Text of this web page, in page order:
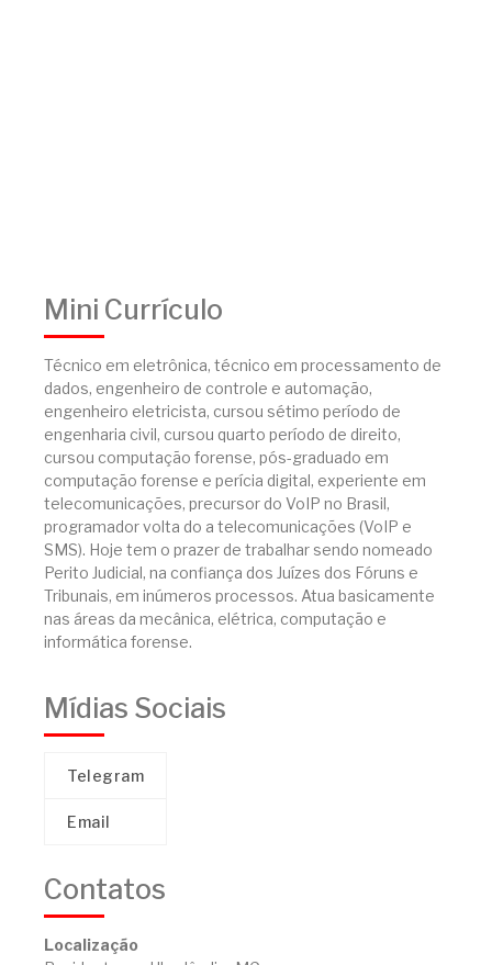
Mini Currículo
Técnico em eletrônica, técnico em processamento de
dados, engenheiro de controle e automação,
engenheiro eletricista, cursou sétimo período de
engenharia civil, cursou quarto período de direito,
cursou computação forense, pós-graduado em
computação forense e perícia digital, experiente em
telecomunicações, precursor do VoIP no Brasil,
programador volta do a telecomunicações (VoIP e
SMS). Hoje tem o prazer de trabalhar sendo nomeado
Perito Judicial, na confiança dos Juízes dos Fóruns e
Tribunais, em inúmeros processos. Atua basicamente
nas áreas da mecânica, elétrica, computação e
informática forense.
Mídias Sociais
Telegram
Email
Contatos
Localização